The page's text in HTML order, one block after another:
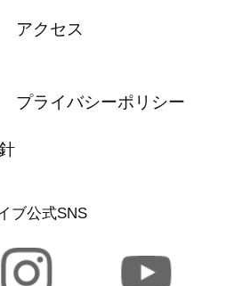
アクセス
プライバシーポリシー
ブ公式SNS